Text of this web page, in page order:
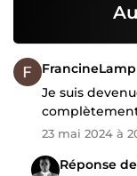
Je suis
23 mai 2024 à
Réponse